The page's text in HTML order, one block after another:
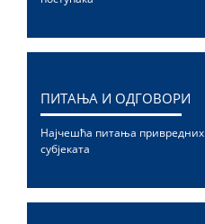
ПИТАЊА И ОДГОВОРИ
Најчешћа питања привредних
субјеката